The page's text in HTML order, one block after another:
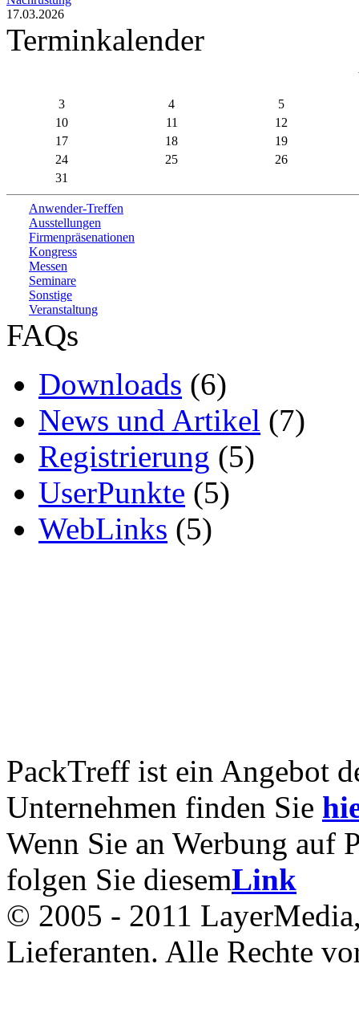
17.03.2026
Terminkalender
3 4
5
10
11
12
17
18
19
24
25
26
31
Anwender-Treffen
Ausstellungen
Firmenpräsenationen
Kongress
Messen
Seminare
Sonstige
Veranstaltung
FAQs
Downloads (6)
News und Artikel (7)
Registrierung (5)
UserPunkte (5)
WebLinks (5)
PackTreff ist ein Angebot
Unternehmen finden Sie
Wenn Sie an Werbung auf
folgen Sie diesemLink
© 2005 - 2011
Lieferanten. Alle Rechte